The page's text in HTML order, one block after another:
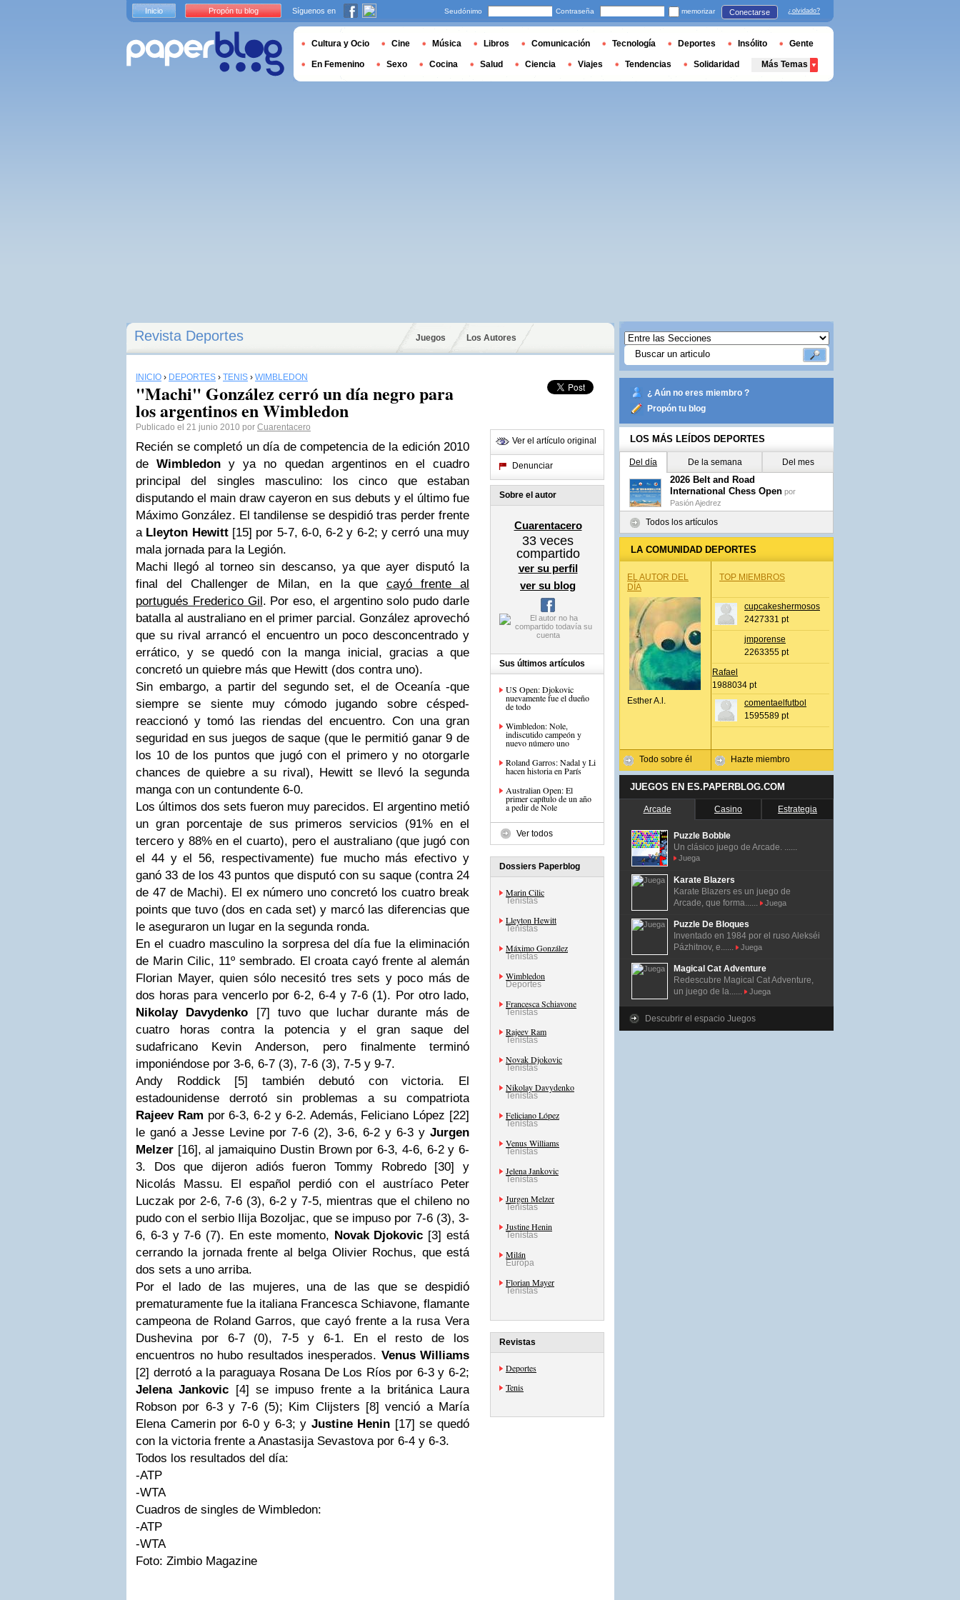
Revista Deportes Juegos Los Autores
INICIO › DEPORTES › TENIS › WIMBLEDON
"Machi" González cerró un día negro para
los argentinos en Wimbledon
Publicado el 21 junio 2010 por Cuarentacero
Recién se completó un día de competencia de la edición 2010
deWimbledon y ya no quedan argentinos en el cuadro
principal del singles masculino: los cinco que estaban
disputando el main drawcayeron en sus debuts y el último fue
Máximo González. El tandilense se despidió tras perder frente
a Lleyton Hewitt[15] por 5-7, 6-0, 6-2 y 6-2; y cerró una muy
mala jornada para la Legión.
Machi llegó al torneo sin descanso, ya que ayer disputó la
final del Challenger de Milan, en la que cayó frente al
portugués Frederico Gil. Por eso, el argentino solo pudo darle
batalla al australiano en el primer parcial. González aprovechó
que su rival arrancó el encuentro un poco desconcentrado y
errático, y se quedó con la manga inicial, gracias a que
concretó un quiebre más que Hewitt (dos contra uno).
Sin embargo, a partir del segundo set, el de Oceanía -que
siempre se siente muy cómodo jugando sobre césped-
reaccionó y tomó las riendas del encuentro. Con una gran
seguridad en sus juegos de saque (que le permitió ganar 9 de
los 10 de los puntos que jugó con el primero y no otorgarle
chances de quiebre a su rival), Hewitt se llevó la segunda
manga con un contundente 6-0.
Los últimos dos sets fueron muy parecidos. El argentino metió
un gran porcentaje de sus primeros servicios (91% en el
tercero y 88% en el cuarto), pero el australiano (que jugó con
el 44 y el 56, respectivamente) fue mucho más efectivo y
ganó 33 de los 43 puntos que disputó con su saque (contra 24
de 47 de Machi). El ex número uno concretó los cuatro break
points que tuvo (dos en cada set) y marcó las diferencias que
le aseguraron un lugar en la segunda ronda.
En el cuadro masculino la sorpresa del día fue la eliminación
de Marin Cilic, 11º sembrado. El croata cayó frente al alemán
Florian Mayer, quien sólo necesitó tres sets y poco más de
dos horas para vencerlo por 6-2, 6-4 y 7-6 (1). Por otro lado,
Nikolay Davydenko [7] tuvo que luchar durante más de
cuatro horas contra la potencia y el gran saque del
sudafricano Kevin Anderson, pero finalmente terminó
imponiéndose por 3-6, 6-7 (3), 7-6 (3), 7-5 y 9-7.
Andy Roddick [5] también debutó con victoria. El
estadounidense derrotó sin problemas a su compatriota
Rajeev Ram por 6-3, 6-2 y 6-2. Además, Feliciano López [22]
le ganó a Jesse Levine por 7-6 (2), 3-6, 6-2 y 6-3 y Jurgen
Melzer [16], al jamaiquino Dustin Brown por 6-3, 4-6, 6-2 y 6-
3. Dos que dijeron adiós fueron Tommy Robredo [30] y
Nicolás Massu. El español perdió con el austríaco Peter
Luczak por 2-6, 7-6 (3), 6-2 y 7-5, mientras que el chileno no
pudo con el serbio Ilija Bozoljac, que se impuso por 7-6 (3), 3-
6, 6-3 y 7-6 (7). En este momento, Novak Djokovic [3] está
cerrando la jornada frente al belga Olivier Rochus, que está
dos sets a uno arriba.
Por el lado de las mujeres, una de las que se despidió
prematuramente fue la italiana Francesca Schiavone, flamante
campeona de Roland Garros, que cayó frente a la rusa Vera
Dushevina por 6-7 (0), 7-5 y 6-1. En el resto de los
encuentros no hubo resultados inesperados. Venus Williams
[2] derrotó a la paraguaya Rosana De Los Ríos por 6-3 y 6-2;
Jelena Jankovic [4] se impuso frente a la británica Laura
Robson por 6-3 y 7-6 (5); Kim Clijsters [8] venció a María
Elena Camerin por 6-0 y 6-3; y Justine Henin [17] se quedó
con la victoria frente a Anastasija Sevastova por 6-4 y 6-3.
Todos los resultados del día:
-ATP
-WTA
Cuadros de singles de Wimbledon:
-ATP
-WTA
Foto: Zimbio Magazine
Ver el artículo original
Denunciar
Sobre el autor
Cuarentacero
33 veces
compartido
ver su perfil
ver su blog
Sus últimos artículos
US Open: Djokovic
nuevamente fue el dueño
de todo
Wimbledon: Nole,
indiscutido campeón y
nuevo número uno
Roland Garros: Nadal y Li
hacen historia en París
Australian Open: El
primer capítulo de un año
a pedir de Nole
Ver todos
Dossiers Paperblog
Marin Cilic
Tenistas
Lleyton Hewitt
Tenistas
Máximo González
Tenistas
Wimbledon
Deportes
Francesca Schiavone
Tenistas
Rajeev Ram
Tenistas
Novak Djokovic
Tenistas
Nikolay Davydenko
Tenistas
Feliciano López
Tenistas
Venus Williams
Tenistas
Jelena Jankovic
Tenistas
Jurgen Melzer
Tenistas
Justine Henin
Tenistas
Milán
Europa
Florian Mayer
Tenistas
Revistas
Deportes
Tenis
¿ Aún no eres miembro ?
Propón tu blog
LOS MÁS LEÍDOS DEPORTES
Del día De la semana Del mes
2026 Belt and Road
International Chess Open por
Pasión Ajedrez
Todos los artículos
LA COMUNIDAD DEPORTES
EL AUTOR DEL
DÍA
Esther A.l.
Todo sobre él
TOP MIEMBROS
cupcakeshermosos
2427331 pt
jmporense
2263355 pt
Rafael
1988034 pt
comentaelfutbol
1595589 pt
Hazte miembro
JUEGOS EN ES.PAPERBLOG.COM
Arcade Casino Estrategia
Puzzle Bobble
Un clásico juego de Arcade. ......
Juega
Karate Blazers
Karate Blazers es un juego de
Arcade, que forma......
Juega
Puzzle De Bloques
Inventado en 1984 por el ruso Alekséi
Pázhitnov, e......
Juega
Magical Cat Adventure
Redescubre Magical Cat Adventure,
un juego de la......
Juega
Descubrir el espacio Juegos
Inicio Propón tu blog Síguenos en Seudónimo Contraseña memorizar Conectarse ¿olvidado?
Cultura y Ocio Cine Música Libros Comunicación Tecnología Deportes Insólito Gente
En Femenino Sexo Cocina Salud Ciencia Viajes Tendencias Solidaridad Más Temas